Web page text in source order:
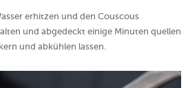
erhitzen und den Couscous
und abgedeckt einige Minuten quellen
und abkühlen lassen.